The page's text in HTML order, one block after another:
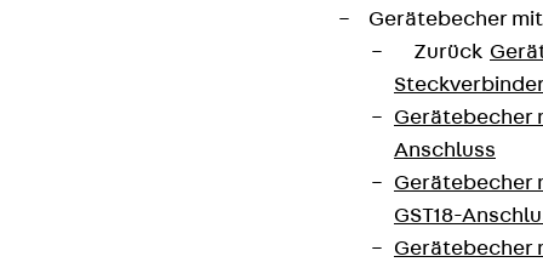
Gerätebecher
Zurück
Gerätebecher
Anschluss
Gerätebecher
GST18-
Gerätebecher